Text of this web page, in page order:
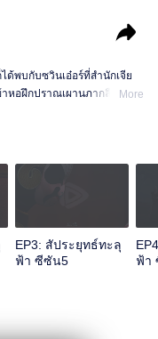
ด้พบกับซวินเอ๋อร์ที่สำนักเจีย
าหอฝึกปราณเผานภากลืนกินMore
EP3: สัประยุทธ์ทะลุ
ฟ้า ซีซัน5
ฟ้า